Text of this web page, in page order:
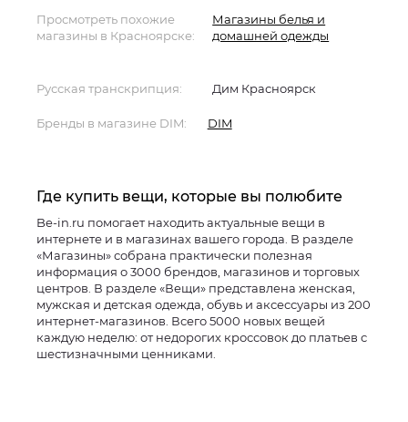
Просмотреть похожие
магазины в Красноярске:
Магазины белья и
домашней одежды
Русская транскрипция: Дим Красноярск
Бренды в магазине DIM: DIM
Где купить вещи, которые вы полюбите
Be-in.ru помогает находить актуальные вещи в
интернете и в магазинах вашего города. В разделе
«Магазины» собрана практически полезная
информация о 3000 брендов, магазинов и торговых
центров. В разделе «Вещи» представлена женская,
мужская и детская одежда, обувь и аксессуары из 200
интернет-магазинов. Всего 5000 новых вещей
каждую неделю: от недорогих кроссовок до платьев с
шестизначными ценниками.